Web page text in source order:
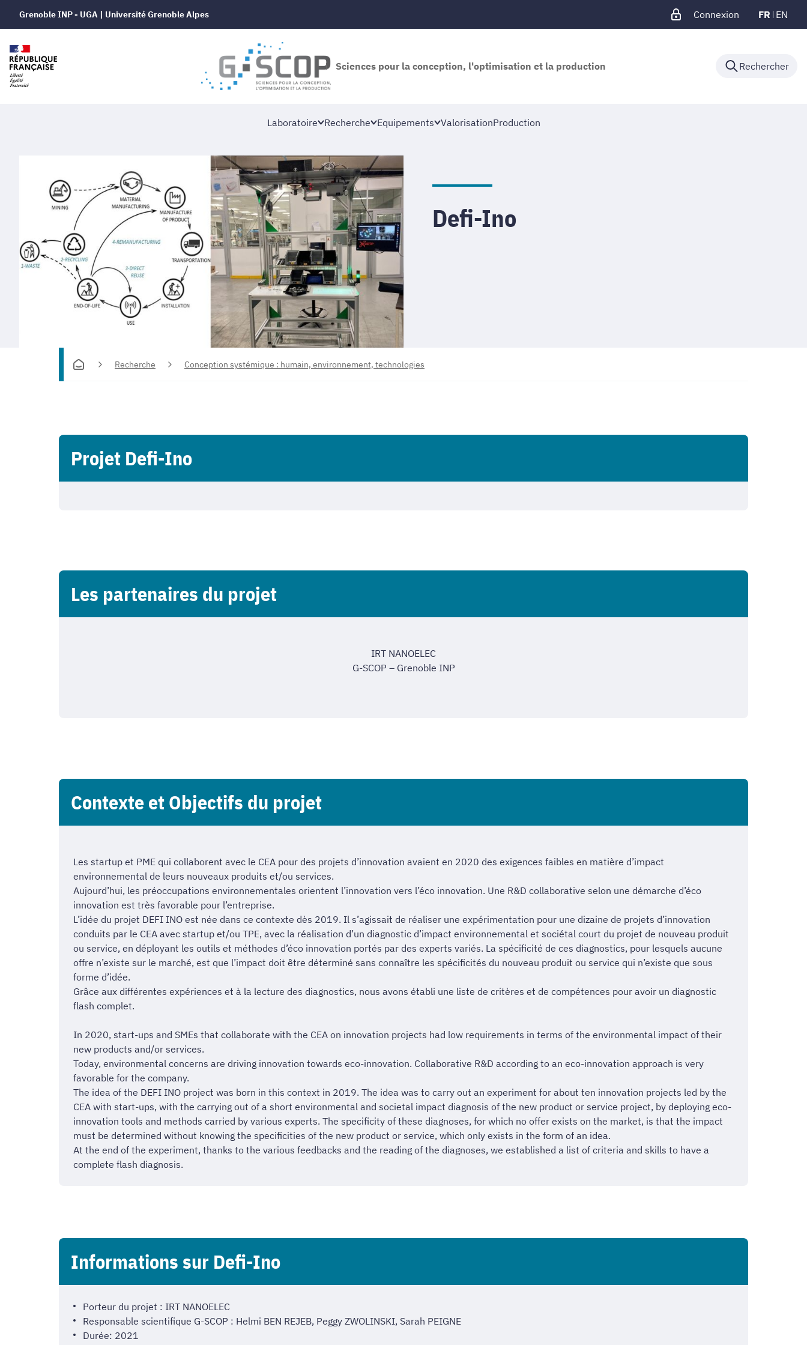
Grenoble INP - UGA | Université Grenoble Alpes Connexion FR EN
Sciences pour la conception, l'optimisation et la production Rechercher
Laboratoire Recherche Equipements ValorisationProduction
Defi-Ino
Recherche Conception systémique : humain, environnement, technologies
Projet Defi-Ino
Les partenaires du projet
IRT NANOELEC
G-SCOP – Grenoble INP
Contexte et Objectifs du projet
Les startup et PME qui collaborent avec le CEA pour des projets d’innovation avaient en 2020 des exigences faibles en matière d’impact
environnemental de leurs nouveaux produits et/ou services.
Aujourd’hui, les préoccupations environnementales orientent l’innovation vers l’éco innovation. Une R&D collaborative selon une démarche d’éco
innovation est très favorable pour l’entreprise.
L’idée du projet DEFI INO est née dans ce contexte dès 2019. Il s’agissait de réaliser une expérimentation pour une dizaine de projets d’innovation
conduits par le CEA avec startup et/ou TPE, avec la réalisation d’un diagnostic d’impact environnemental et sociétal court du projet de nouveau produit
ou service, en déployant les outils et méthodes d’éco innovation portés par des experts variés. La spécificité de ces diagnostics, pour lesquels aucune
offre n’existe sur le marché, est que l’impact doit être déterminé sans connaître les spécificités du nouveau produit ou service qui n’existe que sous
forme d’idée.
Grâce aux différentes expériences et à la lecture des diagnostics, nous avons établi une liste de critères et de compétences pour avoir un diagnostic
flash complet.
In 2020, start-ups and SMEs that collaborate with the CEA on innovation projects had low requirements in terms of the environmental impact of their
new products and/or services.
Today, environmental concerns are driving innovation towards eco-innovation. Collaborative R&D according to an eco-innovation approach is very
favorable for the company.
The idea of the DEFI INO project was born in this context in 2019. The idea was to carry out an experiment for about ten innovation projects led by the
CEA with start-ups, with the carrying out of a short environmental and societal impact diagnosis of the new product or service project, by deploying eco-
innovation tools and methods carried by various experts. The specificity of these diagnoses, for which no offer exists on the market, is that the impact
must be determined without knowing the specificities of the new product or service, which only exists in the form of an idea.
At the end of the experiment, thanks to the various feedbacks and the reading of the diagnoses, we established a list of criteria and skills to have a
complete flash diagnosis.
Informations sur Defi-Ino
Porteur du projet : IRT NANOELEC
Responsable scientifique G-SCOP : Helmi BEN REJEB, Peggy ZWOLINSKI, Sarah PEIGNE
Durée: 2021